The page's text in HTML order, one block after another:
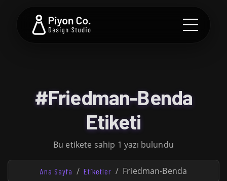
#Friedman-Benda
Etiketi
Bu etikete sahip 1 yazı bulundu
Ana Sayfa Etiketler Friedman-Benda